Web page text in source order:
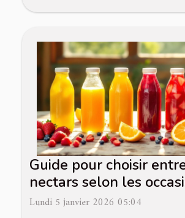
Guide pour choisir
nectars selon les
Lundi 5 janvier 2026 05:04